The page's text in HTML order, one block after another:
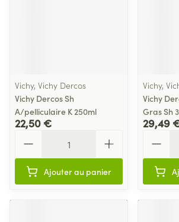
Vichy, Vichy Dercos
Vichy Dercos Sh
A/pelliculaire K 250ml
22,50 €
Ajouter au panier
Vichy,
Vichy
Gras Sh
29,49